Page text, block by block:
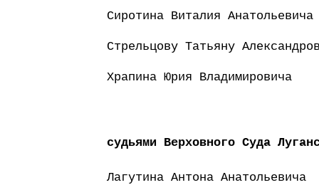
Сиротина Виталия Анатольевича
Стрельцову Татьяну
Храпина Юрия Владимировича
судьями Верховного Суда
Лагутина Антона Анатольевича